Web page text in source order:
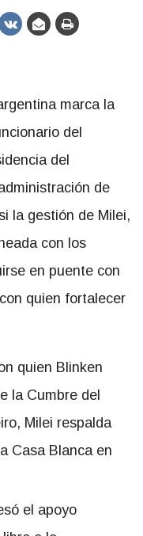
marca la
del
del
de
la gestión de Milei,
con los
en puente con
quien fortalecer
quien Blinken
la Cumbre del
Milei respalda
Casa Blanca en